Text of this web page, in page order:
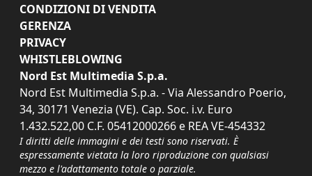
CONDIZIONI DI VENDITA
GERENZA
PRIVACY
WHISTLEBLOWING
Nord Est Multimedia S.p.a.
Nord Est Multimedia S.p.a. - Via Alessandro Poerio,
34, 30171 Venezia (VE). Cap. Soc. i.v. Euro
1.432.522,00 C.F. 05412000266 e REA VE-454332
I diritti delle immagini e dei testi sono riservati. È
espressamente vietata la loro riproduzione con qualsiasi
mezzo e l'adattamento totale o parziale.